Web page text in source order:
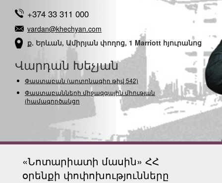
+374 33 311 000
vardan@khechyan.com
ք. Երևան, Ամիրյան փողոց, 1 Marriott հյուրանոց
Վարդան Խեչյան
Փաստաբան (արտոնագիր թիվ 542)
Փաստաբանների միջազգային միության
(համագործակցությա
«Նոտարիատի մասին» ՀՀ
օրենքի փոփոխությունները